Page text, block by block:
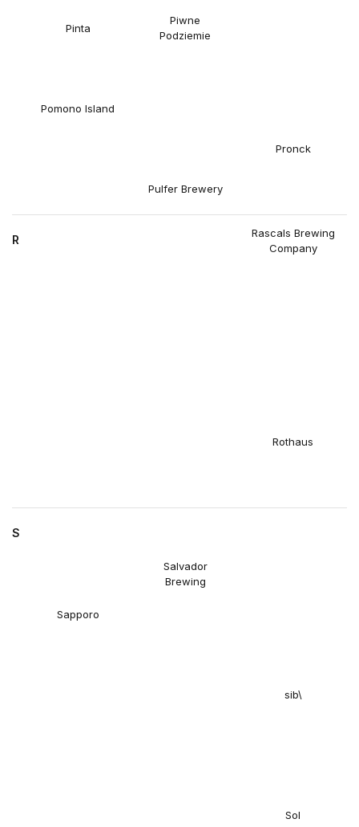
Pinta
Piwne
Podziemie
Pomono Island
Pronck
Pulfer Brewery
R
Rascals Brewing
Company
Rothaus
S
Salvador
Brewing
Sapporo
sib\
Sol